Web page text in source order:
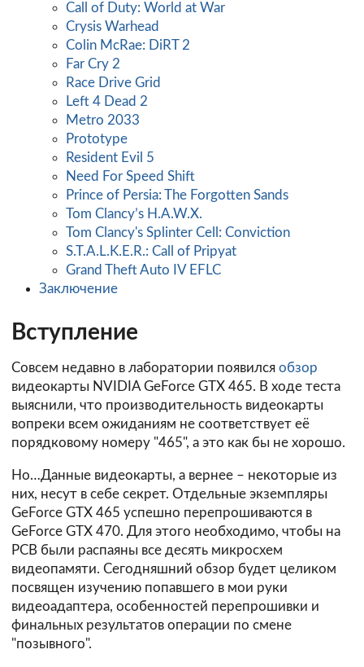
Call of Duty: World at War
Crysis Warhead
Colin McRaе: DiRT 2
Far Cry 2
Race Drive Grid
Left 4 Dead 2
Metro 2033
Prototype
Resident Evil 5
Need For Speed Shift
Prince of Persia: The Forgotten Sands
Tom Clancy’s H.A.W.X.
Tom Clancy's Splinter Cell: Conviction
S.T.A.L.K.E.R.: Call of Pripyat
Grand Theft Auto IV EFLC
Заключение
Вступление
Совсем недавно в лаборатории появился обзор
видеокарты NVIDIA GeForce GTX 465. В ходе теста
выяснили, что производительность видеокарты
вопреки всем ожиданиям не соответствует её
порядковому номеру "465", а это как бы не хорошо.
Но…Данные видеокарты, а вернее – некоторые из
них, несут в себе секрет. Отдельные экземпляры
GeForce GTX 465 успешно перепрошиваются в
GeForce GTX 470. Для этого необходимо, чтобы на
PCB были распаяны все десять микросхем
видеопамяти. Сегодняшний обзор будет целиком
посвящен изучению попавшего в мои руки
видеоадаптера, особенностей перепрошивки и
финальных результатов операции по смене
"позывного".